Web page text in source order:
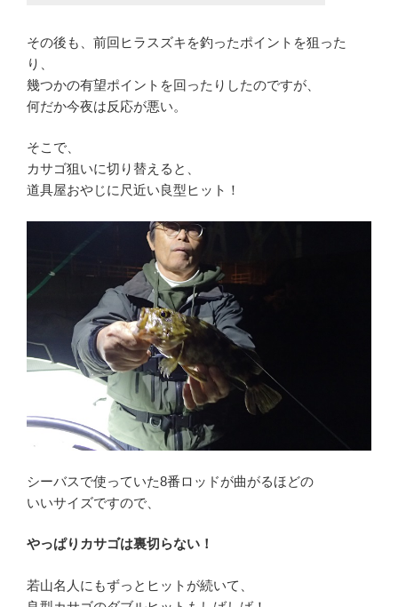
その後も、前回ヒラスズキを釣ったポイントを狙った
り、
幾つかの有望ポイントを回ったりしたのですが、
何だか今夜は反応が悪い。
そこで、
カサゴ狙いに切り替えると、
道具屋おやじに尺近い良型ヒット！
シーバスで使っていた8番ロッドが曲がるほどの
いいサイズですので、
やっぱりカサゴは裏切らない！
若山名人にもずっとヒットが続いて、